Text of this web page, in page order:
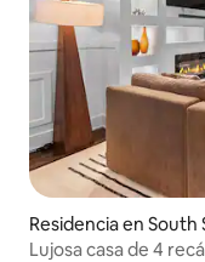
Residencia en South
Lujosa casa de 4